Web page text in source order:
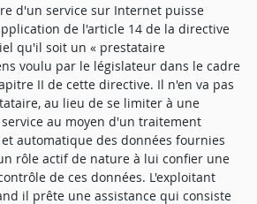
d'un service sur Internet puisse
de l'article 14 de la directive
qu'il soit un « prestataire
voulu par le législateur dans le cadre
II de cette directive. Il n'en va pas
au lieu de se limiter à une
au moyen d'un traitement
automatique des données fournies
rôle actif de nature à lui confier une
de ces données. L'exploitant
il prête une assistance qui consiste